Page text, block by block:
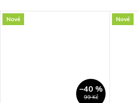
Nové
99 Kč
–40 %
Nové